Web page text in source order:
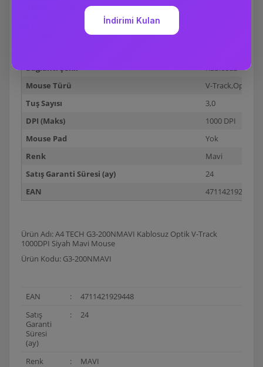
- 3 Buton ve Tek Scroll
- USB bağlantı noktası
Bağlantı Şekli
Kablosuz
Mouse Türü
V-Track,Optik
Tuş Sayısı
3,0
DPI (Maks)
1000 DPI
Mouse Pad
Yok
Renk
Mavi
Satış Garanti Süresi (ay)
24
EAN
4711421929448
Ürün Adı: A4 TECH G3-200NMAVI Kablosuz Optik V-Track
1000DPI Siyah Mavi Mouse
Ürün Kodu: G3-200NMAVI
EAN :
4711421929448
Satış
Garanti
Süresi
(ay)
: 24
Renk :
MAVI